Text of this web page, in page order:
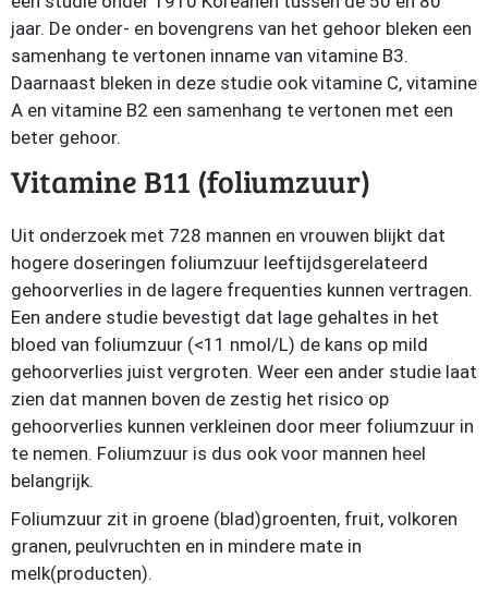
jaar. De onder- en bovengrens van het gehoor bleken een
samenhang te vertonen inname van vitamine B3.
Daarnaast bleken in deze studie ook vitamine C, vitamine
A en vitamine B2 een samenhang te vertonen met een
beter gehoor.
Vitamine B11 (foliumzuur)
Uit onderzoek met 728 mannen en vrouwen blijkt dat
hogere doseringen foliumzuur leeftijdsgerelateerd
gehoorverlies in de lagere frequenties kunnen vertragen.
Een andere studie bevestigt dat lage gehaltes in het
bloed van foliumzuur (<11 nmol/L) de kans op mild
gehoorverlies juist vergroten. Weer een ander studie laat
zien dat mannen boven de zestig het risico op
gehoorverlies kunnen verkleinen door meer foliumzuur in
te nemen. Foliumzuur is dus ook voor mannen heel
belangrijk.
Foliumzuur zit in groene (blad)groenten, fruit, volkoren
granen, peulvruchten en in mindere mate in
melk(producten).